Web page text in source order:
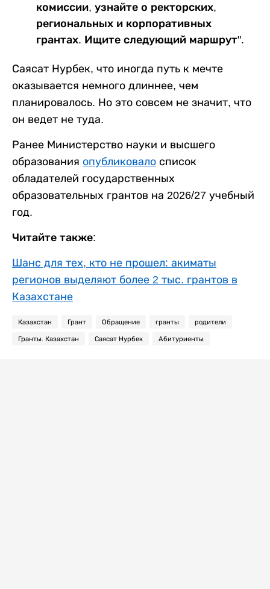
комиссии, узнайте о ректорских,
региональных и корпоративных
грантах. Ищите следующий маршрут".
Саясат Нурбек, что иногда путь к мечте
оказывается немного длиннее, чем
планировалось. Но это совсем не значит, что
он ведет не туда.
Ранее Министерство науки и высшего
образования опубликовало список
обладателей государственных
образовательных грантов на 2026/27 учебный
год.
Читайте также:
Шанс для тех, кто не прошел: акиматы
регионов выделяют более 2 тыс. грантов в
Казахстане
Казахстан Грант Обращение гранты родители
Гранты. Казахстан Саясат Нурбек Абитуриенты